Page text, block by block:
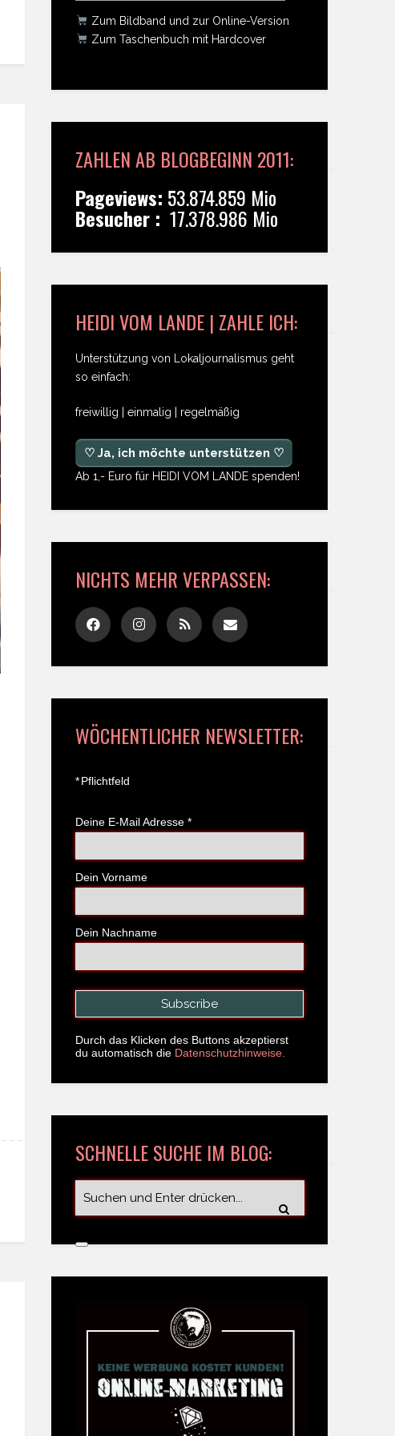
Zum Bildband und zur Online-Version
Zum Taschenbuch mit Hardcover
ZAHLEN AB BLOGBEGINN 2011:
Pageviews: 53.874.859 Mio
Besucher : 17.378.986 Mio
HEIDI VOM LANDE | ZAHLE ICH:
Unterstützung von Lokaljournalismus geht
so einfach:
freiwillig | einmalig | regelmäßig
♡ Ja, ich möchte unterstützen ♡
Ab 1,- Euro für HEIDI VOM LANDE spenden!
NICHTS MEHR VERPASSEN:
WÖCHENTLICHER NEWSLETTER:
*Pflichtfeld
Deine E-Mail Adresse *
Dein Vorname
Dein Nachname
Durch das Klicken des Buttons akzeptierst
du automatisch die Datenschutzhinweise.
SCHNELLE SUCHE IM BLOG: